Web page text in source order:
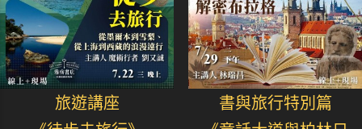
旅遊講座
書與旅行特別篇